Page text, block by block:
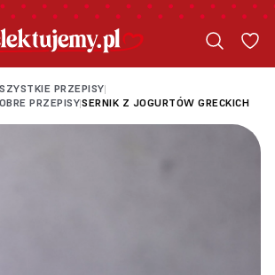
PRZEPISY|
PRZEPISY|SERNIK Z JOGURTÓW GRECKICH